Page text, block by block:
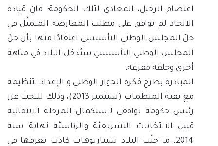
اعتصام الرحيل، المعادي لتلك الحكومة؛ فان قيادة
الاتحاد لم توافق على مطلب المعارضة المتمثِّل في
حلِّ المجلس الوطني التأسيسي اعتقادًا منها بأن حلَّ
المجلس الوطني التأسيسي سيُدخل البلاد في متاهة
أخرى وحلقة مفرغة.
المبادرة بطرح فكرة الحوار الوطني و الإعداد لتنظيمه
مع بقية المنظمات (سبتمبر 2013)، وذلك للبحث عن
رئيس حكومة توافقي لاستكمال المرحلة الانتقالية
قبيل الانتخابات التشريعيَّة والرئاسيَّة نهاية سنة
2014. ما جنّب البلاد سيناريوهات كادت تغرقها في